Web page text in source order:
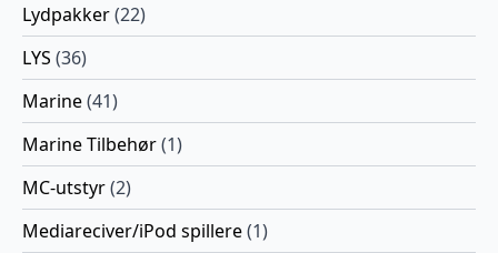
Lydpakker(22)
LYS (36)
Marine(41)
Marine Tilbehør(1)
MC-utstyr(2)
Mediareciver/iPod spillere(1)